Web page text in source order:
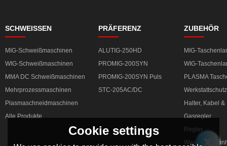
SCHWEISSEN
MIG-Schweißmaschinen
WIG-Schweißmaschinen
MMA DC Schweißmaschinen
Mehrprozessmaschinen
Plasmaschneidmaschinen
Alle Produkte
PRÄFERENZ
ALUTIG-250HD
PROMIG-200SYN
PROMIG-200SYN Puls
STC-205AC/DC
ZUBEHÖR
MIG-
WIG-
PLASMA
Werkstattschutz
Halter, Kabel
Gasregler
Regler
Cookie settings